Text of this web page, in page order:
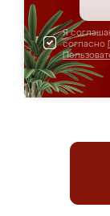
Я
согласно